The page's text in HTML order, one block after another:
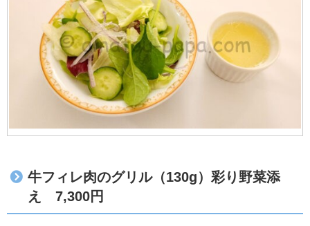
牛フィレ肉のグリル（130g）彩り野菜添
え 7,300円